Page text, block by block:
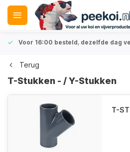
Voor 16:00 besteld, dezelfde dag
Terug
T-Stukken - / Y-Stukken
T-